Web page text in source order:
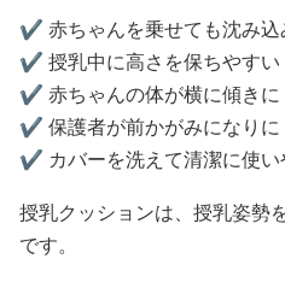
✔️ 赤ちゃんを乗せても沈み込
✔️ 授乳中に高さを保ちやすい
✔️ 赤ちゃんの体が横に傾きに
✔️ 保護者が前かがみになりに
✔️ カバーを洗えて清潔に使い
授乳クッションは、授乳姿勢
です。